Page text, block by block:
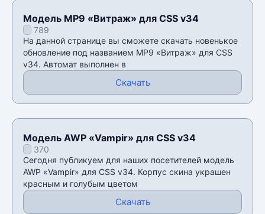
Модель MP9 «Витраж» для CSS v34
789
На данной странице вы сможете скачать новенькое
обновление под названием MP9 «Витраж» для CSS
v34. Автомат выполнен в
Скачать
Модель AWP «Vampir» для CSS v34
370
Сегодня публикуем для наших посетителей модель
AWP «Vampir» для CSS v34. Корпус скина украшен
красным и голубым цветом
Скачать